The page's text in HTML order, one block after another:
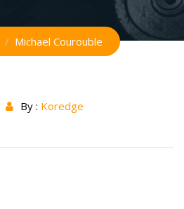
/ Michaël Courouble
By : Koredge